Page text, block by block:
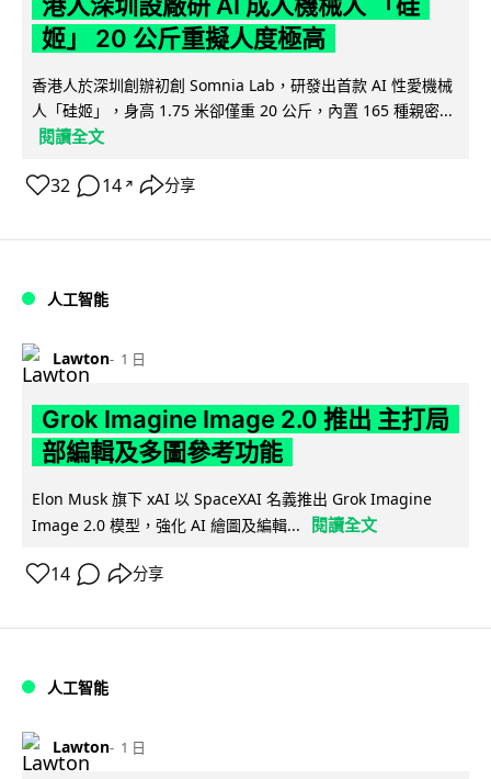
姬」 20 公斤重擬人度極高
香港人於深圳創辦初創 Somnia Lab，研發出首款 AI 性愛機械
人「硅姬」，身高 1.75 米卻僅重 20 公斤，內置 165 種親密...
閱讀全文
32 14 ↗ 分享
人工智能
Lawton 1 日
Grok Imagine Image 2.0 推出 主打局
部編輯及多圖參考功能
Elon Musk 旗下 xAI 以 SpaceXAI 名義推出 Grok Imagine
Image 2.0 模型，強化 AI 繪圖及編輯...
閱讀全文
14 分享
人工智能
Lawton 1 日